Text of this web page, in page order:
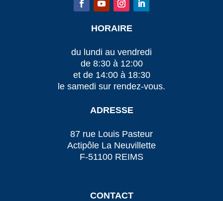
HORAIRE
du lundi au vendredi
de 8:30 à 12:00
et de 14:00 à 18:30
le samedi sur rendez-vous.
ADRESSE
87 rue Louis Pasteur
Actipôle La Neuvillette
F-51100 REIMS
CONTACT